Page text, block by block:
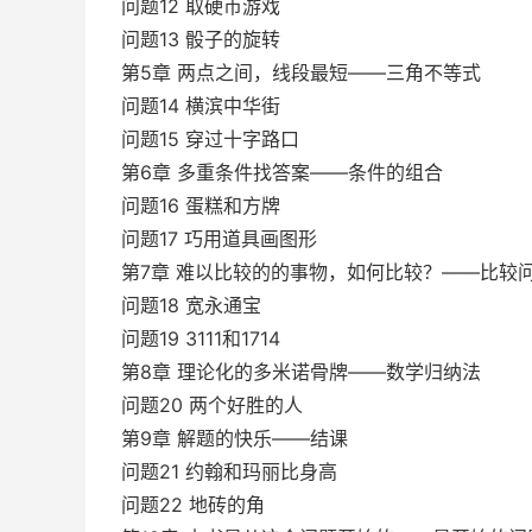
问题12 取硬币游戏
问题13 骰子的旋转
第5章 两点之间，线段最短——三角不等式
问题14 横滨中华街
问题15 穿过十字路口
第6章 多重条件找答案——条件的组合
问题16 蛋糕和方牌
问题17 巧用道具画图形
第7章 难以比较的的事物，如何比较？——比较
问题18 宽永通宝
问题19 3111和1714
第8章 理论化的多米诺骨牌——数学归纳法
问题20 两个好胜的人
第9章 解题的快乐——结课
问题21 约翰和玛丽比身高
问题22 地砖的角